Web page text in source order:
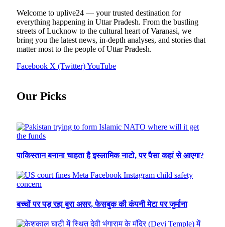
Welcome to uplive24 — your trusted destination for
everything happening in Uttar Pradesh. From the bustling
streets of Lucknow to the cultural heart of Varanasi, we
bring you the latest news, in-depth analyses, and stories that
matter most to the people of Uttar Pradesh.
Facebook X (Twitter)YouTube
Our Picks
पाकिस्तान बनाना चाहता है इस्लामिक नाटो, पर पैसा कहां से आएगा?
बच्चों पर पड़ रहा बुरा असर, फेसबुक की कंपनी मेटा पर जुर्माना